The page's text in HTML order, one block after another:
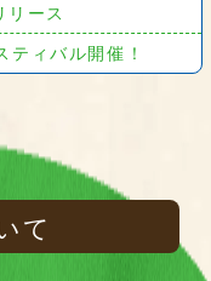
リース
ィバル開催！
て